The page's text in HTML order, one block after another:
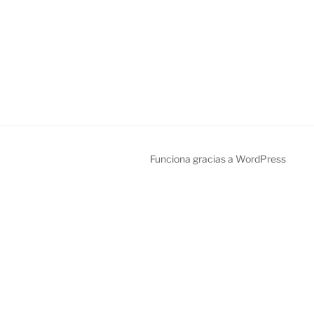
Funciona gracias a WordPress